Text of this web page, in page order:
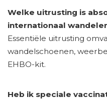
Welke uitrusting is
internationaal
Essentiële uitrusting
wandelschoenen,
EHBO-kit.
Heb ik speciale